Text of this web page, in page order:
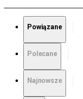
Powiązane
Polecane
Najnowsze